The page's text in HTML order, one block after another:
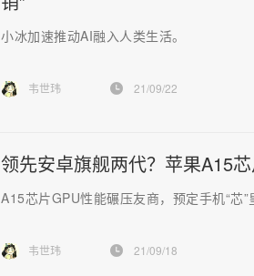
小冰加速推动AI融入人类生活。
韦世玮 21/09/22
领先安卓旗舰两代？苹果A15
A15芯片GPU性能碾压友商，预定手机“芯”
韦世玮 21/09/18